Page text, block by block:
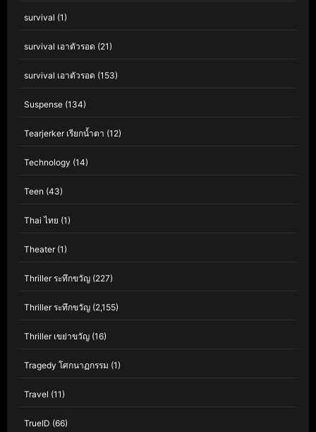
survival (1)
survival เอาตัวรอด (21)
survival เอาตัวรอด (153)
Suspense (134)
Tearjerker เรียกน้ำตา (12)
Technology (14)
Teen (43)
Thai ไทย (1)
Theater(1)
Thriller ระทึกขวัญ (227)
Thriller ระทึกขวัญ (2,155)
Thriller เขย่าขวัญ (16)
Tragedy โศกนาฏกรรม (1)
Travel (11)
TrueID (66)